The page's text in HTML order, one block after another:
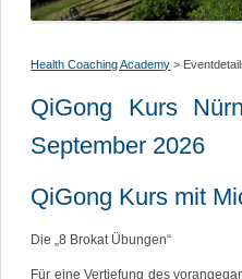
Health Coaching Academy
QiGong Kurs
September 2026
QiGong Kurs mit
Die „8 Brokat Übungen“
Für eine Vertiefung des